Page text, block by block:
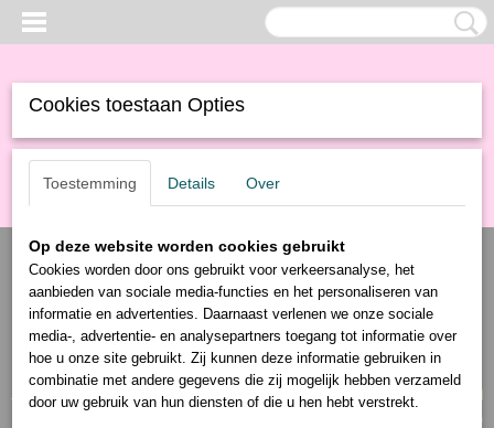
Inloggen Registreren
UW WINKELWAGEN
(0)
Cookies toestaan Opties
Toestemming Details Over
Op deze website worden cookies gebruikt
Cookies worden door ons gebruikt voor verkeersanalyse, het
aanbieden van sociale media-functies en het personaliseren van
informatie en advertenties. Daarnaast verlenen we onze sociale
media-, advertentie- en analysepartners toegang tot informatie over
hoe u onze site gebruikt. Zij kunnen deze informatie gebruiken in
combinatie met andere gegevens die zij mogelijk hebben verzameld
door uw gebruik van hun diensten of die u hen hebt verstrekt.